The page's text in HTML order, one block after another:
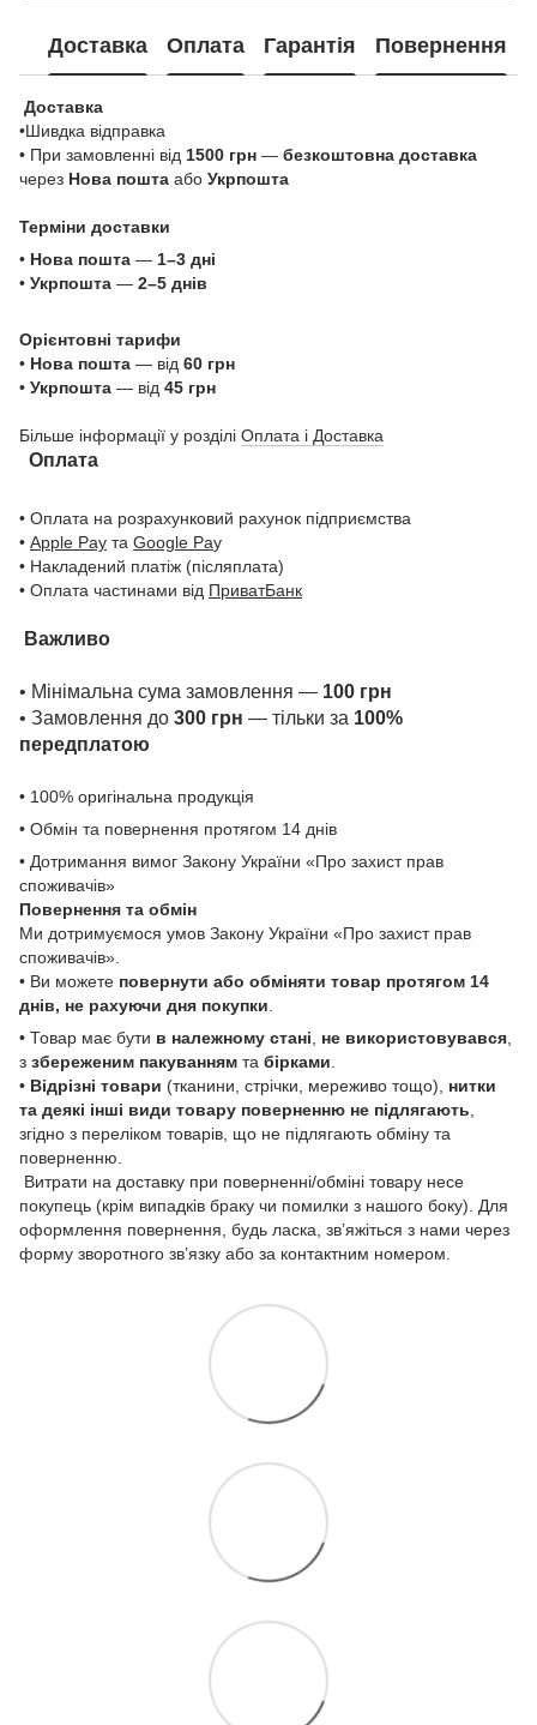
Доставка Оплата Гарантія Повернення
Доставка
•Шивдка відправка
• При замовленні від 1500 грн — безкоштовна доставка
через Нова пошта або Укрпошта
Терміни доставки
• Нова пошта — 1–3 дні
• Укрпошта — 2–5 днів
Орієнтовні тарифи
• Нова пошта — від 60 грн
• Укрпошта — від 45 грн
Більше інформації у розділі Оплата і Доставка
Оплата
• Оплата на розрахунковий рахунок підприємства
• Apple Pay та Google Pay
• Накладений платіж (післяплата)
• Оплата частинами від ПриватБанк
Важливо
• Мінімальна сума замовлення — 100 грн
• Замовлення до 300 грн — тільки за 100%
передплатою
• 100% оригінальна продукція
• Обмін та повернення протягом 14 днів
• Дотримання вимог Закону України «Про захист прав
споживачів»
Повернення та обмін
Ми дотримуємося умов Закону України «Про захист прав
споживачів».
• Ви можете повернути або обміняти товар протягом 14
днів, не рахуючи дня покупки
• Товар має бути в належному стані не використовувався
з збереженим пакуванням та бірками
• Відрізні товари (тканини, стрічки, мереживо тощо), нитки
та деякі інші види товару поверненню не підлягають
згідно з переліком товарів, що не підлягають обміну та
поверненню.
Витрати на доставку при поверненні/обміні товару несе
покупець (крім випадків браку чи помилки з нашого боку). Для
оформлення повернення, будь ласка, зв’яжіться з нами через
форму зворотного зв’язку або за контактним номером.